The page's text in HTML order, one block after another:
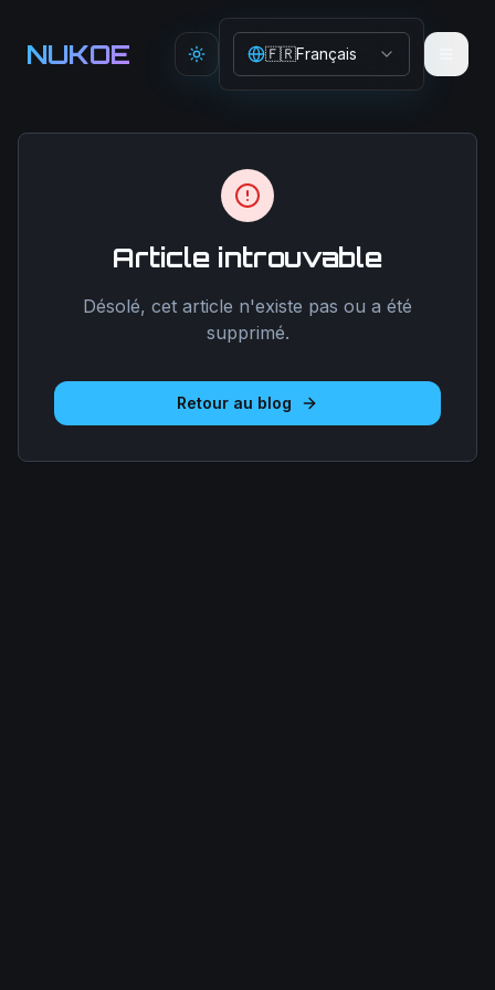
NUKOE Toggle theme
🇫🇷Français
Article introuvable
Désolé, cet article n'existe pas ou a été
supprimé.
Retour au blog